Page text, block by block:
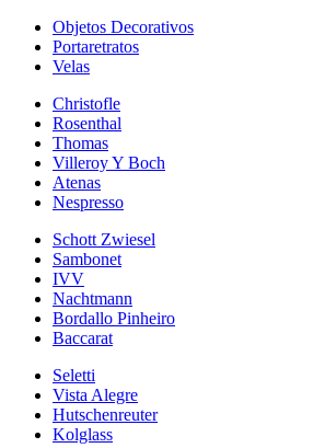
Objetos Decorativos
Portaretratos
Velas
Christofle
Rosenthal
Thomas
Villeroy Y Boch
Atenas
Nespresso
Schott Zwiesel
Sambonet
IVV
Nachtmann
Bordallo Pinheiro
Baccarat
Seletti
Vista Alegre
Hutschenreuter
Kolglass